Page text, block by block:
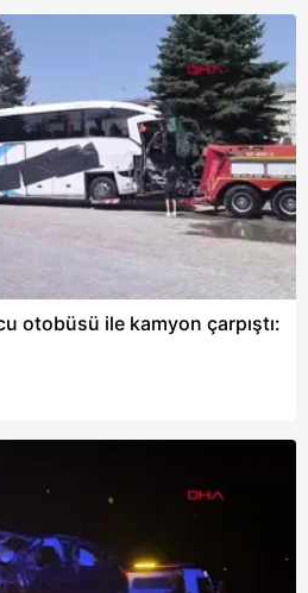
Korunması Kanunu uyarınca
Metnimizi okumak ve sitemizde
kullanılan çerezlerle ilgili bilgi
.
otobüsü ile kamyon çarpıştı: